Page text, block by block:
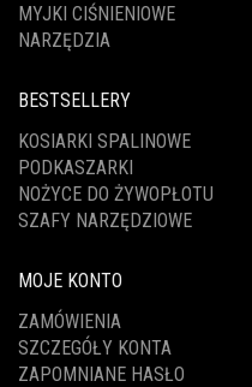
MYJKI CIŚNIENIOWE
NARZĘDZIA
BESTSELLERY
KOSIARKI SPALINOWE
PODKASZARKI
NOŻYCE DO ŻYWOPŁOTU
SZAFY NARZĘDZIOWE
MOJE KONTO
ZAMÓWIENIA
SZCZEGÓŁY KONTA
ZAPOMNIANE HASŁO